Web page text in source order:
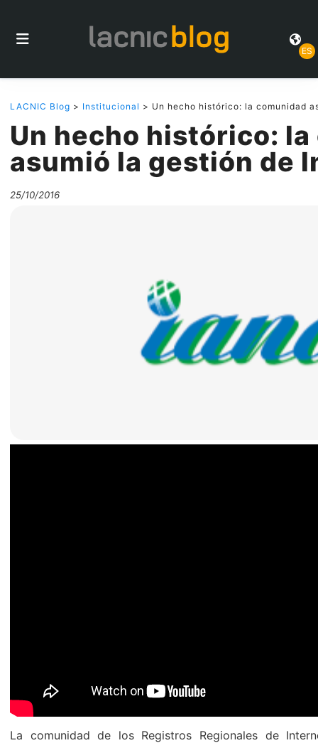
ES
LACNIC Blog > Institucional > Un hecho histórico: la comunidad
Un hecho histórico:
asumió la gestión de
25/10/2016
La comunidad de los Registros Regionales de